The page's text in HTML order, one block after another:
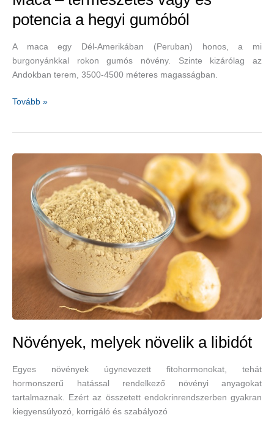
potencia a hegyi gumóból
A maca egy Dél-Amerikában (Peruban) honos, a mi
burgonyánkkal rokon gumós növény. Szinte kizárólag az
Andokban terem, 3500-4500 méteres magasságban.
Maca
és
hegyi
gumóból
Tovább »
Növények, melyek növelik a libidót
Egyes növények úgynevezett fitohormonokat, tehát
hormonszerű hatással rendelkező növényi anyagokat
tartalmaznak. Ezért az összetett endokrinrendszerben gyakran
kiegyensúlyozó, korrigáló és szabályozó